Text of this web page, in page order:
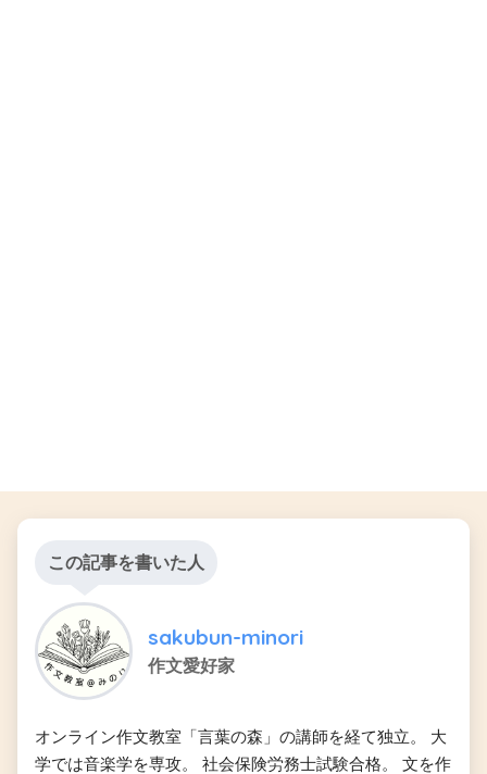
この記事を書いた人
sakubun-minori
作文愛好家
オンライン作文教室「言葉の森」の講師を経て独立。 大
学では音楽学を専攻。 社会保険労務士試験合格。 文を作